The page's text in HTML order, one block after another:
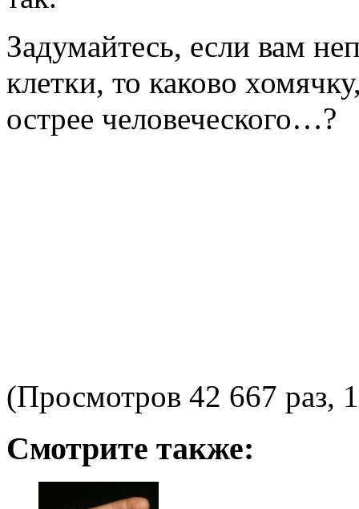
Задумайтесь, если вам
клетки, то каково
острее человеческого…?
(Просмотров 42 667 раз,
Смотрите также: